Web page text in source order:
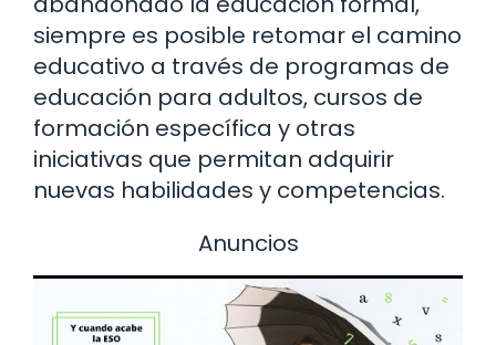
siempre es posible retomar el camino
educativo a través de programas de
educación para adultos, cursos de
formación específica y otras
iniciativas que permitan adquirir
nuevas habilidades y competencias.
Anuncios